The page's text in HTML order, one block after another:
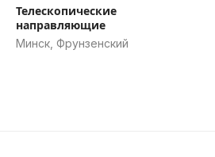
Телескопические
направляющие
Минск, Фрунзенский